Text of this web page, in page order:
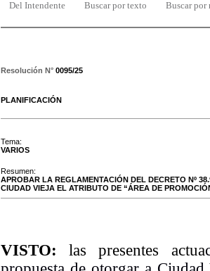
Del Intendente Buscar por texto Buscar por
Resolución N° 0095/25
PLANIFICACIÓN
Tema:
VARIOS
Resumen:
APROBAR LA REGLAMENTACIÓN DEL DECRETO Nº
CIUDAD VIEJA EL ATRIBUTO DE “ÁREA DE
VISTO: las presentes actua